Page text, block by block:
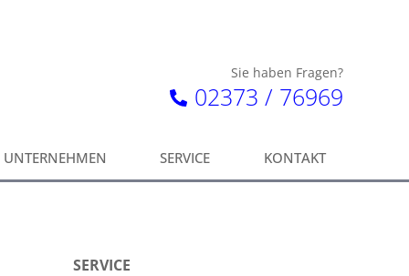
Sie haben Fragen?
02373 / 76969
UNTERNEHMEN SERVICE KONTAKT
SERVICE